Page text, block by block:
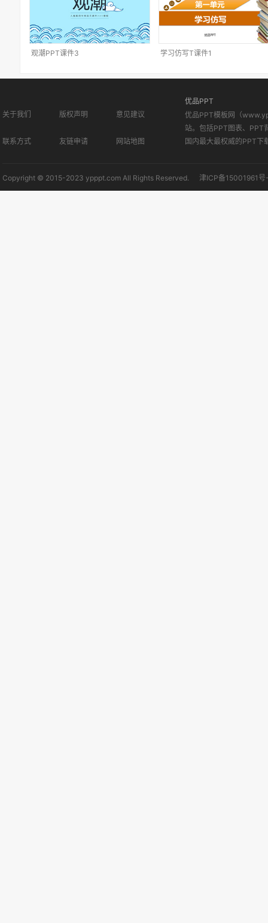
观潮PPT课件3 学习仿写T课件1
关于我们 版权声明 意见建议
联系方式 友链申请 网站地图
优品PPT
优品PPT模板网（
站。包括PPT图表、PPT
国内最大最权威的PPT下
Copyright © 2015-2023 ypppt.com All Rights Reserved. 津ICP备15001961号